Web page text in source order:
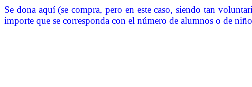
Se dona aquí (se compra, pero en este caso, siendo tan
importe que se corresponda con el número de alumnos o de